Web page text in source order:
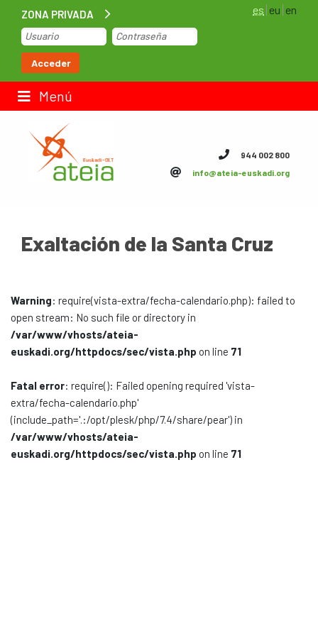
ZONA PRIVADA
Acceder
es eu en
Menú
Inicio
Bolsa de trabajo
Contacto
Infraestructuras
ateia Gipuzkoa
Documentación
944 002 800
info@ateia-euskadi.org
Exaltación de la Santa Cruz
Warning: require(vista-extra/fecha-calendario.php): failed to
open stream: No such file or directory in
/var/www/vhosts/ateia-
euskadi.org/httpdocs/sec/vista.php on line 71
Fatal error: require(): Failed opening required 'vista-
extra/fecha-calendario.php'
(include_path='.:/opt/plesk/php/7.4/share/pear') in
/var/www/vhosts/ateia-
euskadi.org/httpdocs/sec/vista.php on line 71